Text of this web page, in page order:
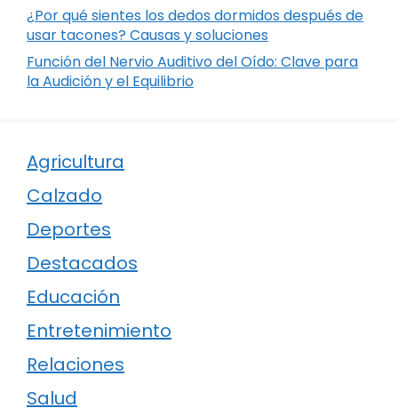
¿Por qué sientes los dedos dormidos después de
usar tacones? Causas y soluciones
Función del Nervio Auditivo del Oído: Clave para
la Audición y el Equilibrio
Agricultura
Calzado
Deportes
Destacados
Educación
Entretenimiento
Relaciones
Salud